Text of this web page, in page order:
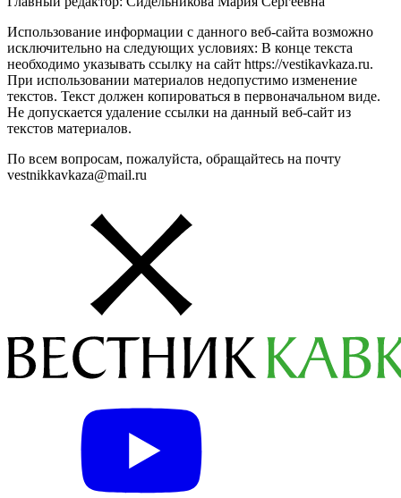
Использование информации с данного веб-сайта возможно
исключительно на следующих условиях: В конце текста
необходимо указывать ссылку на сайт https://vestikavkaza.ru.
При использовании материалов недопустимо изменение
текстов. Текст должен копироваться в первоначальном виде.
Не допускается удаление ссылки на данный веб-сайт из
текстов материалов.
По всем вопросам, пожалуйста, обращайтесь на почту
vestnikkavkaza@mail.ru